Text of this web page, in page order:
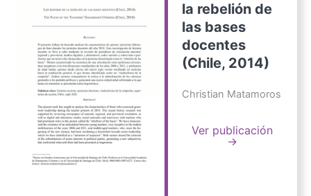
la rebelión de
las bases
docentes
(Chile, 2014)
Christian Matamoros
Ver publicación
→